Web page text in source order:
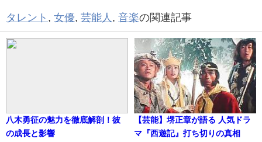
タレント , 女優, 芸能人 , 音楽の関連記事
八木勇征の魅力を徹底解剖！彼
の成長と影響
【芸能】堺正章が語る 人気ドラ
マ『西遊記』打ち切りの真相